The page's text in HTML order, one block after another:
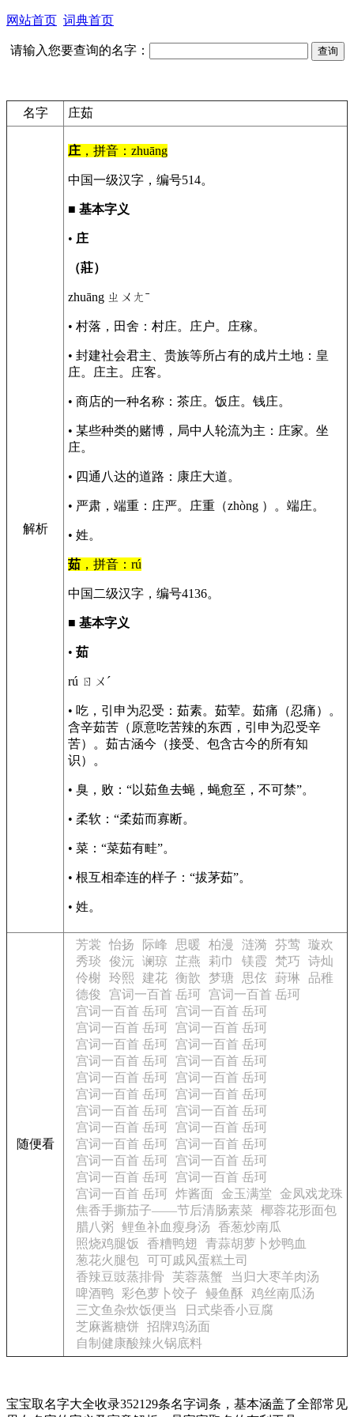
网站首页 词典首页
请输入您要查询的名字：
名字 庄茹
解析
庄 ，拼音：zhuāng
中国一级汉字，编号514。
■ 基本字义
• 庄
（莊）
zhuāng ㄓㄨㄤˉ
• 村落，田舍：村庄。庄户。庄稼。
• 封建社会君主、贵族等所占有的成片土地：皇
庄。庄主。庄客。
• 商店的一种名称：茶庄。饭庄。钱庄。
• 某些种类的赌博，局中人轮流为主：庄家。坐
庄。
• 四通八达的道路：康庄大道。
• 严肃，端重：庄严。庄重（zhòng ）。端庄。
• 姓。
茹 ，拼音：rú
中国二级汉字，编号4136。
■ 基本字义
• 茹
rú ㄖㄨˊ
• 吃，引申为忍受：茹素。茹荤。茹痛（忍痛）。
含辛茹苦（原意吃苦辣的东西，引申为忍受辛
苦）。茹古涵今（接受、包含古今的所有知
识）。
• 臭，败：“以茹鱼去蝇，蝇愈至，不可禁”。
• 柔软：“柔茹而寡断。
• 菜：“菜茹有畦”。
• 根互相牵连的样子：“拔茅茹”。
• 姓。
随便看
芳裳 怡扬 际峰 思暖 柏漫 涟漪 芬莺
璇欢
秀琰
俊沅 谰琼 芷燕 莉巾 镁霞 梵巧
诗灿
伶榭
玲熙 建花 衡歆 梦瑭 思伭 葑琳
品稚
德俊
宫词一百首 岳珂
宫词一百首 岳珂
宫词一百首 岳珂
宫词一百首 岳珂
宫词一百首 岳珂
宫词一百首 岳珂
宫词一百首 岳珂
宫词一百首 岳珂
宫词一百首 岳珂
宫词一百首 岳珂
宫词一百首 岳珂
宫词一百首 岳珂
宫词一百首 岳珂
宫词一百首 岳珂
宫词一百首 岳珂
宫词一百首 岳珂
宫词一百首 岳珂
宫词一百首 岳珂
宫词一百首 岳珂
宫词一百首 岳珂
宫词一百首 岳珂
宫词一百首 岳珂
宫词一百首 岳珂
宫词一百首 岳珂
宫词一百首 岳珂
炸酱面 金玉满堂
金凤戏龙珠
焦香手撕茄子——节后清肠素菜
椰蓉花形面包
腊八粥
鲤鱼补血瘦身汤
香葱炒南瓜
照烧鸡腿饭
香糟鸭翅
青蒜胡萝卜炒鸭血
葱花火腿包 可可戚风蛋糕土司
香辣豆豉蒸排骨
芙蓉蒸蟹
当归大枣羊肉汤
啤酒鸭
彩色萝卜饺子 鳗鱼酥
鸡丝南瓜汤
三文鱼杂炊饭便当
日式柴香小豆腐
芝麻酱糖饼
招牌鸡汤面
自制健康酸辣火锅底料
宝宝取名字大全收录352129条名字词条，基本涵盖了全部常见